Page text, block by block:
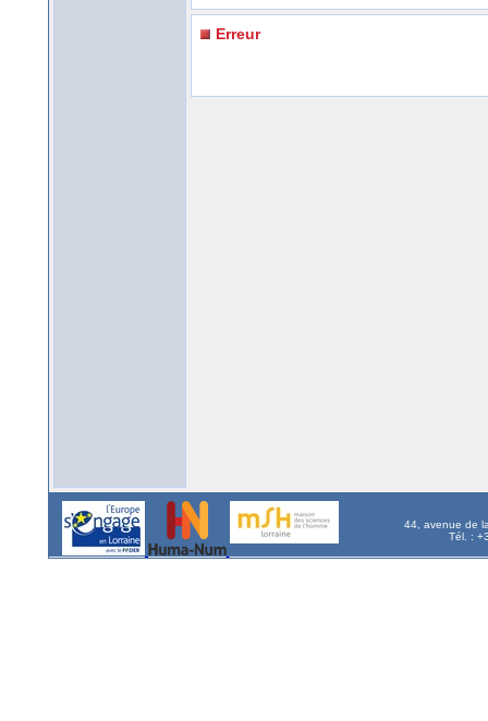
Erreur
44, avenue de
Tél. :